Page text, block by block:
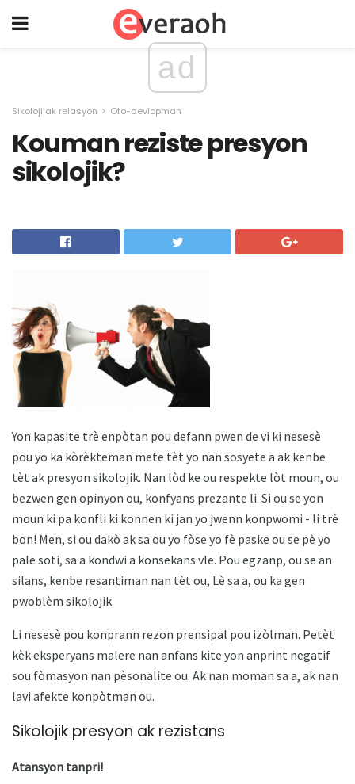
ad
Sikoloji ak relasyon Oto-devlopman
Kouman reziste presyon
sikolojik?
Yon kapasite trè enpòtan pou defann pwen de vi ki nesesè
pou yo ka kòrèkteman mete tèt yo nan sosyete a ak kenbe
tèt ak presyon sikolojik. Nan lòd ke ou respekte lòt moun, ou
bezwen gen opinyon ou, konfyans prezante li. Si ou se yon
moun ki pa konfli ki konnen ki jan yo jwenn konpwomi - li trè
bon! Men, si ou dakò ak sa ou yo fòse yo fè paske ou se pè yo
pale soti, sa a kondwi a konsekans vle. Pou egzanp, ou se an
silans, kenbe resantiman nan tèt ou, Lè sa a, ou ka gen
pwoblèm sikolojik.
Li nesesè pou konprann rezon prensipal pou izòlman. Petèt
kèk eksperyans malere nan anfans kite yon anprint negatif
sou fòmasyon nan pèsonalite ou. Ak nan moman sa a, ak nan
lavi afekte konpòtman ou.
Sikolojik presyon ak rezistans
Atansyon tanpri!